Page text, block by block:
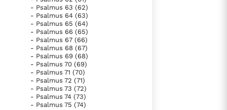
- Psalmus 63 (62)
- Psalmus 64 (63)
- Psalmus 65 (64)
- Psalmus 66 (65)
- Psalmus 67 (66)
- Psalmus 68 (67)
- Psalmus 69 (68)
- Psalmus 70 (69)
- Psalmus 71 (70)
- Psalmus 72 (71)
- Psalmus 73 (72)
- Psalmus 74 (73)
- Psalmus 75 (74)